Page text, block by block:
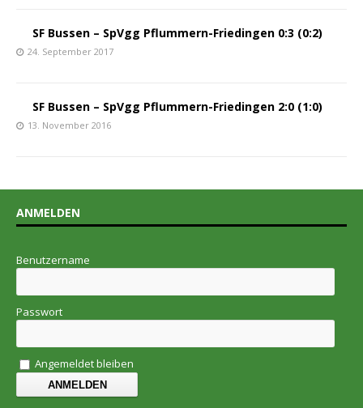
SF Bussen – SpVgg Pflummern-Friedingen 0:3 (0:2)
24. September 2017
SF Bussen – SpVgg Pflummern-Friedingen 2:0 (1:0)
13. November 2016
ANMELDEN
Benutzername
Passwort
Angemeldet bleiben